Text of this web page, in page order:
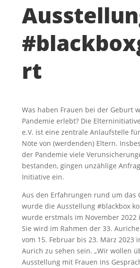
rt
Was haben Frauen bei der Geburt
Pandemie erlebt? Die
e.V. ist eine zentrale Anlaufstelle
Nöte von (werdenden) Eltern.
der Pandemie viele
bestanden, gingen unzählige
Initiative ein.
Aus den Erfahrungen rund um das
wurde die Ausstellung #blackbox
wurde erstmals im November 2022
Sie wird im Rahmen der 33.
vom 15. Februar bis 23. März 2023
Aurich zu sehen sein. „Wir wollen
Ausstellung mit Frauen ins